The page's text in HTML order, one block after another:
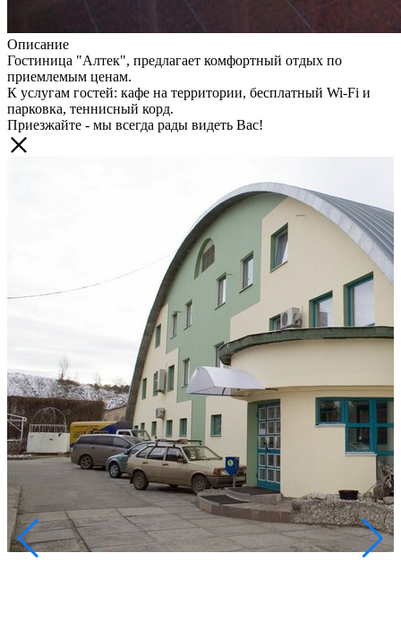
Описание
Гостиница "Алтек", предлагает комфортный отдых по
приемлемым ценам.
К услугам гостей: кафе на территории, бесплатный Wi-Fi и
парковка, теннисный корд.
Приезжайте - мы всегда рады видеть Вас!